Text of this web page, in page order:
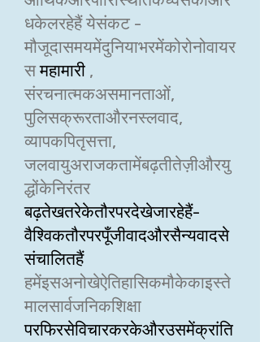
धकेलरहेहैं येसंकट -
मौजूदासमयमेंदुनियाभरमेंकोरोनोवायर
समहामारी ,
संरचनात्मकअसमानताओं,
पुलिसक्रूरताऔरनस्लवाद,
व्यापकपितृसत्ता,
जलवायुअराजकतामेंबढ़तीतेज़ीऔरयु
द्धोंकेनिरंतर
बढ़तेखतरेकेतौरपरदेखेजारहेहैं-
वैश्विकतौरपरपूँजीवादऔरसैन्यवादसे
संचालितहैं
हमेंइसअनोखेऐतिहासिकमौकेकाइस्ते
मालसार्वजनिकशिक्षा
परफिरसेविचारकरकेऔरउसमेंक्रांति